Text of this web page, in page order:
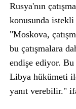
Rusya'nın
konusunda istekli
"Moskova,
bu çatışmalara
endişe ediyor.
Libya hükümeti
yanıt verebilir."